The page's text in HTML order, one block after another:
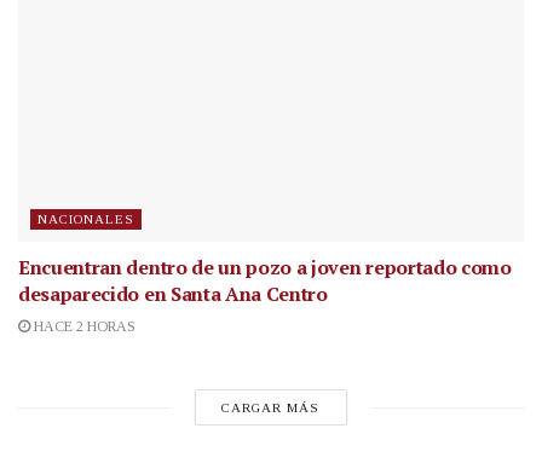
NACIONALES
Encuentran dentro de un pozo a joven reportado como
desaparecido en Santa Ana Centro
HACE 2 HORAS
CARGAR MÁS